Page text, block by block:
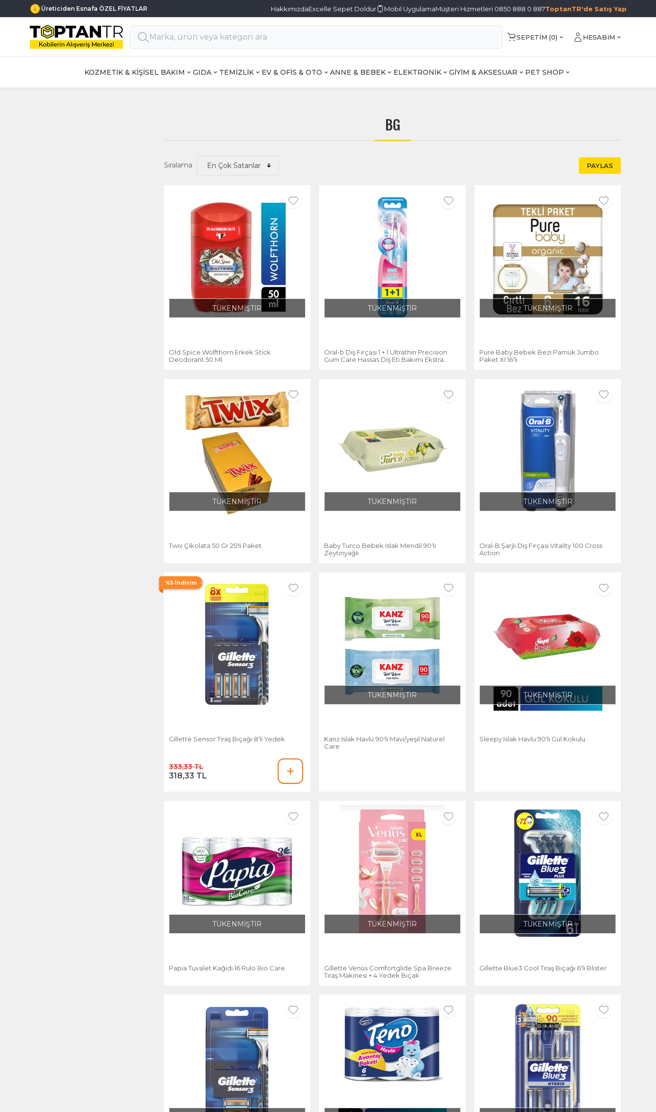
Üreticiden Esnafa ÖZEL FİYATLAR HakkımızdaExcelle Sepet Doldur Mobil UygulamaMüşteri Hizmetleri 0850 888 0 887ToptanTR'de Satış Yap
SEPETIM (0) HESABIM
KOZMETİK & KİŞİSEL BAKIM GIDA TEMİZLİK EV & OFİS & OTO ANNE & BEBEK ELEKTRONİK GİYİM & AKSESUAR PET SHOP
BG
Sıralama PAYLAS
TÜKENMİŞTİR
Old Spice Wolfthorn Erkek Stick
Deodorant 50 Ml
TÜKENMİŞTİR
Oral-b Diş Fırçası 1 + 1 Ultrathin Precision
Gum Care Hassas Diş Eti Bakımı Ekstra
TÜKENMİŞTİR
Pure Baby Bebek Bezi Pamuk Jumbo
Paket Xl 16'lı
TÜKENMİŞTİR
Twix Çikolata 50 Gr 25'li Paket
TÜKENMİŞTİR
Baby Turco Bebek Islak Mendil 90'lı
Zeytinyağlı
TÜKENMİŞTİR
Oral-B Şarjlı Diş Fırçası Vitality 100 Cross
Action
%5 İndirim
Gillette Sensor Tıraş Bıçağı 8'li Yedek
333,33 TL
318,33 TL
TÜKENMİŞTİR
Kanz Islak Havlu 90'lı Mavi/yeşil Naturel
Care
TÜKENMİŞTİR
Sleepy Islak Havlu 90'lı Gül Kokulu
TÜKENMİŞTİR
Papia Tuvalet Kağıdı 16 Rulo Bio Care
TÜKENMİŞTİR
Gillette Venüs Comfortglide Spa Breeze
Tıraş Makinesi + 4 Yedek Bıçak
TÜKENMİŞTİR
Gillette Blue3 Cool Tıraş Bıçağı 6'lı Blister